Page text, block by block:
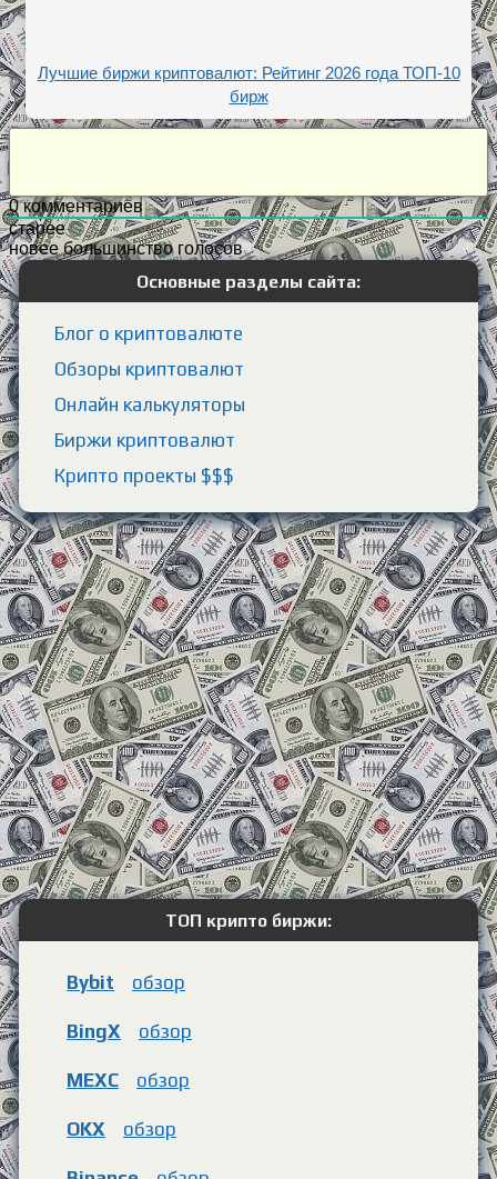
Лучшие биржи криптовалют: Рейтинг 2026 года ТОП-10
бирж
0комментариев
старее
новее большинство голосов
Основные разделы сайта:
Блог о криптовалюте
Обзоры криптовалют
Онлайн калькуляторы
Биржи криптовалют
Крипто проекты $$$
ТОП крипто биржи:
Bybit обзор
BingX обзор
MEXC обзор
OKX обзор